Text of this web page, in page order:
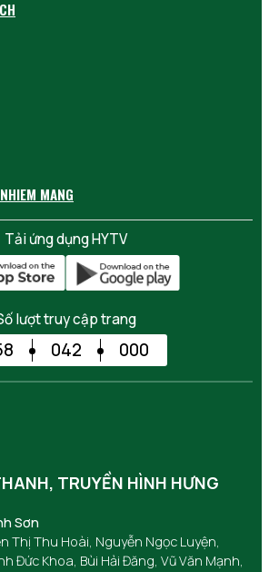
Tải ứng dụng HYTV
lượt truy cập trang
042 000
TRUYỀN HÌNH HƯNG
Sơn
Thị Thu Hoài, Nguyễn Ngọc Luyện,
Đức Khoa, Bùi Hải Đăng, Vũ Văn Mạnh,